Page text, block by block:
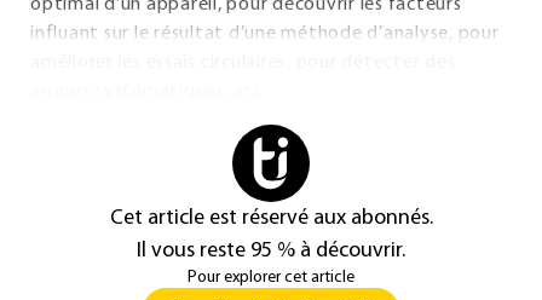
optimal d’un appareil, pour découvrir les facteurs
influant sur le résultat d’une méthode d’analyse, pour
Cet article est réservé aux abonnés.
Il vous reste 95 % à découvrir.
Pour explorer cet article